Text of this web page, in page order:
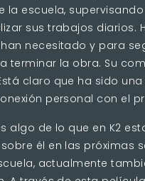
la escuela,
sus trabajos diarios.
necesitado y para
terminar la obra. Su
claro que ha sido
personal con el
algo de lo que en K2
él en las próximas
actualmente